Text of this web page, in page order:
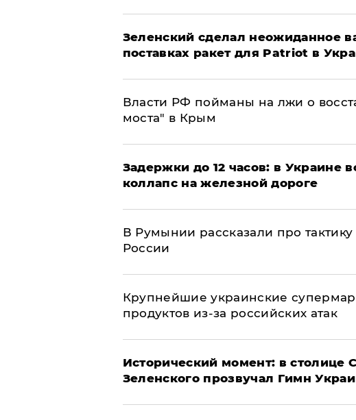
Зеленский сделал неожиданное
поставках ракет для Patriot в
Власти РФ пойманы на лжи о
моста" в Крым
Задержки до 12 часов: в Украине
коллапс на железной дороге
В Румынии рассказали про
России
Крупнейшие украинские
продуктов из-за российских атак
Исторический момент: в столице
Зеленского прозвучал Гимн